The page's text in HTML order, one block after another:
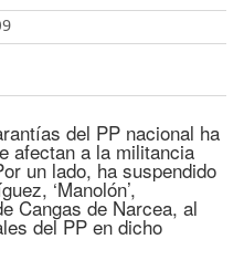
del PP nacional ha
afectan a la militancia
un lado, ha suspendido
‘Manolón’,
Cangas de Narcea, al
del PP en dicho